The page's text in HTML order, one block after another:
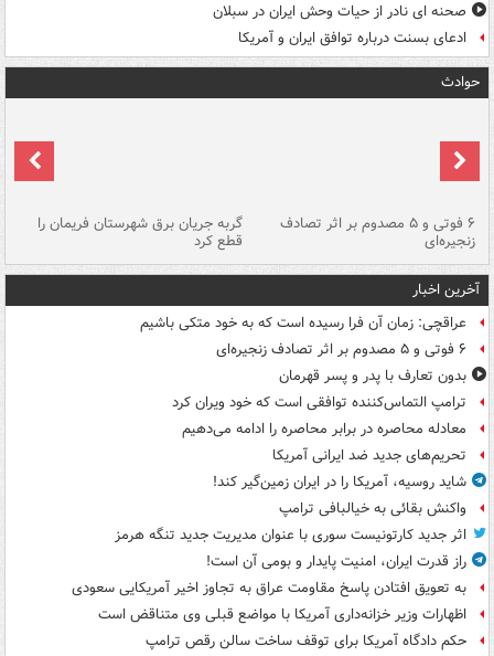
صحنه ای نادر از حیات وحش ایران در سبلان
ادعای بسنت درباره توافق ایران و آمریکا
حوادث
۶ فوتی و ۵ مصدوم بر اثر تصادف
زنجیره‌ای
گربه جریان برق شهرستان فریمان را
قطع کرد
آخرین اخبار
عراقچی: زمان آن فرا رسیده است که به خود متکی باشیم
۶ فوتی و ۵ مصدوم بر اثر تصادف زنجیره‌ای
بدون تعارف با پدر و پسر قهرمان
ترامپ التماس‌کننده توافقی است که خود ویران کرد
معادله محاصره در برابر محاصره را ادامه می‌دهیم
تحریم‌های جدید ضد ایرانی آمریکا
شاید روسیه، آمریکا را در ایران زمین‌گیر کند!
واکنش بقائی به خیالبافی ترامپ
اثر جدید کارتونیست سوری با عنوان مدیریت جدید تنگه هرمز
راز قدرت ایران، امنیت پایدار و بومی آن است!
به تعویق افتادن پاسخ مقاومت عراق به تجاوز اخیر آمریکایی سعودی
اظهارات وزیر خزانه‌داری آمریکا با مواضع قبلی وی متناقض است
حکم دادگاه آمریکا برای توقف ساخت سالن رقص ترامپ